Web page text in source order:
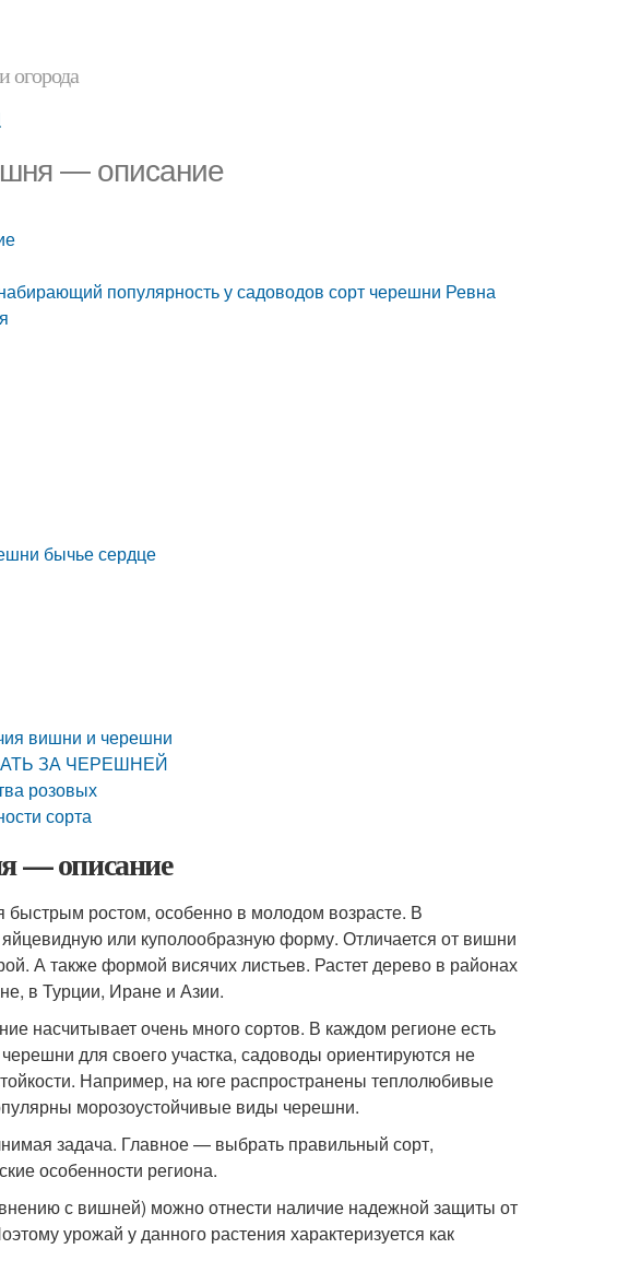
огорода
— описание
популярность у садоводов сорт черешни Ревна
бычье сердце
вишни и черешни
ЗА ЧЕРЕШНЕЙ
розовых
сорта
— описание
ростом, особенно в молодом возрасте. В
или куполообразную форму. Отличается от вишни
А также формой висячих листьев. Растет дерево в районах
в Турции, Иране и Азии.
насчитывает очень много сортов. В каждом регионе есть
для своего участка, садоводы ориентируются не
Например, на юге распространены теплолюбивые
морозоустойчивые виды черешни.
задача. Главное — выбрать правильный сорт,
особенности региона.
с вишней) можно отнести наличие надежной защиты от
урожай у данного растения характеризуется как